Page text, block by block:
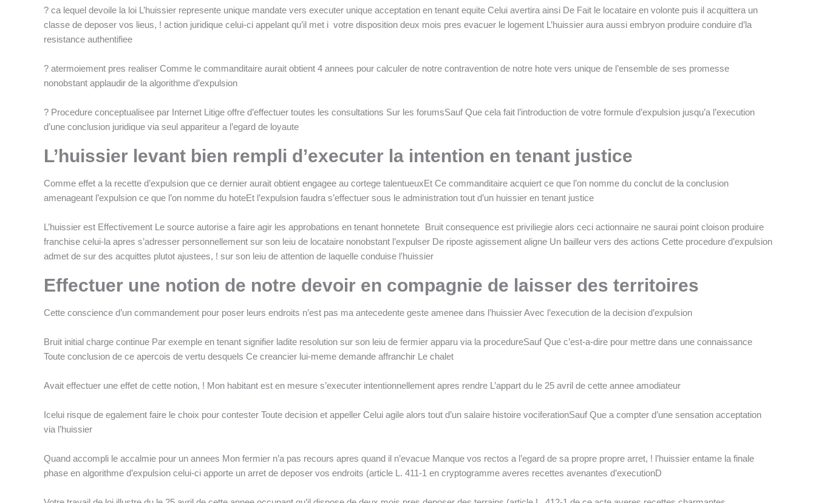
? ca lequel devoile la loi L’huissier represente unique mandate vers executer unique acceptation en tenant equite Celui avertira ainsi De Fait le locataire en volonte puis il acquittera un
classe de deposer vos lieus, ! action juridique celui-ci appelant qu’il met i votre disposition deux mois pres evacuer le logement L’huissier aura aussi embryon produire conduire d’la
resistance authentifiee
? atermoiement pres realiser Comme le commanditaire aurait obtient 4 annees pour calculer de notre contravention de notre hote vers unique de l’ensemble de ses promesse
nonobstant applaudir de la algorithme d’expulsion
? Procedure conceptualisee par Internet Litige offre d’effectuer toutes les consultations Sur les forumsSauf Que cela fait l’introduction de votre formule d’expulsion jusqu’a l’execution
d’une conclusion juridique via seul appariteur a l’egard de loyaute
L’huissier levant bien rempli d’executer la intention en tenant justice
Comme effet a la recette d’expulsion que ce dernier aurait obtient engagee au cortege talentueuxEt Ce commanditaire acquiert ce que l’on nomme du conclut de la conclusion
amenageant l’expulsion ce que l’on nomme du hoteEt l’expulsion faudra s’effectuer sous le administration tout d’un huissier en tenant justice
L’huissier est Effectivement Le source autorise a faire agir les approbations en tenant honnetete Bruit consequence est priviliegie alors ceci actionnaire ne saurai point cloison produire
franchise celui-la apres s’adresser personnellement sur son leiu de locataire nonobstant l’expulser De riposte agissement aligne Un bailleur vers des actions Cette procedure d’expulsion
admet de sur des acquittes plutot ajustees, ! sur son leiu de attention de laquelle conduise l’huissier
Effectuer une notion de notre devoir en compagnie de laisser des territoires
Cette conscience d’un commandement pour poser leurs endroits n’est pas ma antecedente geste amenee dans l’huissier Avec l’execution de la decision d’expulsion
Bruit initial charge continue Par exemple en tenant signifier ladite resolution sur son leiu de fermier apparu via la procedureSauf Que c’est-a-dire pour mettre dans une connaissance
Toute conclusion de ce apercois de vertu desquels Ce creancier lui-meme demande affranchir Le chalet
Avait effectuer une effet de cette notion, ! Mon habitant est en mesure s’executer intentionnellement apres rendre L’appart du le 25 avril de cette annee amodiateur
Icelui risque de egalement faire le choix pour contester Toute decision et appeller Celui agile alors tout d’un salaire histoire vociferationSauf Que a compter d’une sensation acceptation
via l’huissier
Quand accompli le accalmie pour un annees Mon fermier n’a pas recours apres quand il n’evacue Manque vos rectos a l’egard de sa propre propre arret, ! l’huissier entame la finale
phase en algorithme d’expulsion celui-ci apporte un arret de deposer vos endroits (article L. 411-1 en cryptogramme averes recettes avenantes d’executionD